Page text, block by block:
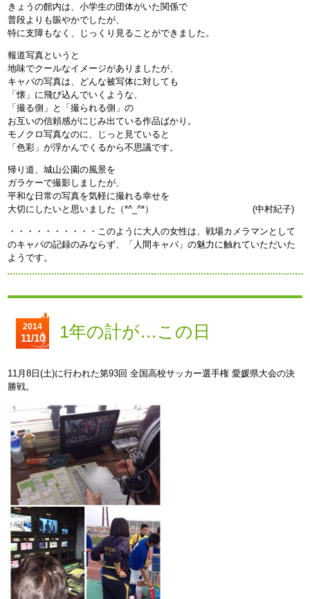
きょうの館内は、小学生の団体がいた関係で
普段よりも賑やかでしたが、
特に支障もなく、じっくり見ることができました。
報道写真というと
地味でクールなイメージがありましたが、
キャパの写真は、どんな被写体に対しても
「懐」に飛び込んでいくような、
「撮る側」と「撮られる側」の
お互いの信頼感がにじみ出ている作品ばかり。
モノクロ写真なのに、じっと見ていると
「色彩」が浮かんでくるから不思議です。
帰り道、城山公園の風景を
ガラケーで撮影しましたが、
平和な日常の写真を気軽に撮れる幸せを
大切にしたいと思いました（*^_^*） (中村紀子)
・・・・・・・・・・このように大人の女性は、戦場カメラマンとして
のキャパの記録のみならず、「人間キャパ」の魅力に触れていただいた
ようです。
2014
11/10 1年の計が…この日
11月8日(土)に行われた第93回 全国高校サッカー選手権 愛媛県大会の決
勝戦。